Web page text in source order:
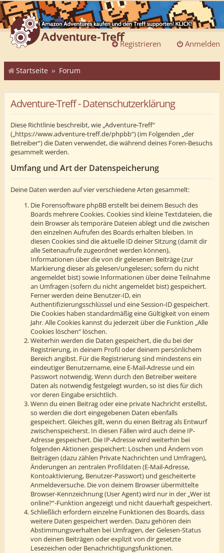
Anmelden
Registrieren
Startseite Forum
Adventure-Treff - Datenschutzerklärung
Diese Richtlinie beschreibt, wie „Adventure-Treff“
(„https://www.adventure-treff.de/phpbb“) (im Folgenden „der
Betreiber“) die Daten verwendet, die während deines Foren-Besuchs
gesammelt werden.
Umfang und Art der Datenspeicherung
Deine Daten werden auf vier verschiedene Arten gesammelt:
Die Forensoftware phpBB erstellt bei deinem Besuch des
Boards mehrere Cookies. Cookies sind kleine Textdateien, die
dein Browser als temporäre Dateien ablegt und die zwischen
den einzelnen Aufrufen des Boards erhalten bleiben. In
diesen Cookies sind die aktuelle ID deiner Sitzung (damit dir
alle Seitenaufrufe zugeordnet werden können),
Informationen über die von dir gelesenen Beiträge (zur
Markierung dieser als gelesen/ungelesen; sofern du nicht
angemeldet bist) sowie Informationen über deine Teilnahme
an Umfragen (sofern du nicht angemeldet bist) gespeichert.
Ferner werden deine Benutzer-ID, ein
Authentifizierungsschlüssel und eine Session-ID gespeichert.
Die Cookies haben standardmäßig eine Gültigkeit von einem
Jahr. Alle Cookies kannst du jederzeit über die Funktion „Alle
Cookies löschen“ löschen.
Weiterhin werden die Daten gespeichert, die du bei der
Registrierung, in deinem Profil oder deinem persönlichem
Bereich angibst. Für die Registrierung sind mindestens ein
eindeutiger Benutzername, eine E-Mail-Adresse und ein
Passwort notwendig. Wenn durch den Betreiber weitere
Daten als notwendig festgelegt wurden, so ist dies für dich
vor deren Eingabe ersichtlich.
Wenn du einen Beitrag oder eine private Nachricht erstellst,
so werden die dort eingegebenen Daten ebenfalls
gespeichert. Gleiches gilt, wenn du einen Beitrag als Entwurf
zwischenspeicherst. In diesen Fällen wird auch deine IP-
Adresse gespeichert. Die IP-Adresse wird weiterhin bei
folgenden Aktionen gespeichert: Löschen und Ändern von
Beiträgen (dazu zählen Private Nachrichten und Umfragen),
Änderungen an zentralen Profildaten (E-Mail-Adresse,
Kontoaktivierung, Benutzer-Passwort) und gescheiterte
Anmeldeversuche. Die von deinem Browser übermittelte
Browser-Kennzeichnung (User Agent) wird nur in der „Wer ist
online?“-Funktion angezeigt und nicht dauerhaft gespeichert.
Schließlich erfordern einzelne Funktionen des Boards, dass
weitere Daten gespeichert werden. Dazu gehören dein
Abstimmungsverhalten bei Umfragen, der Gelesen-Status
von deinen Beiträgen oder explizit von dir gesetzte
Lesezeichen oder Benachrichtigungsfunktionen.